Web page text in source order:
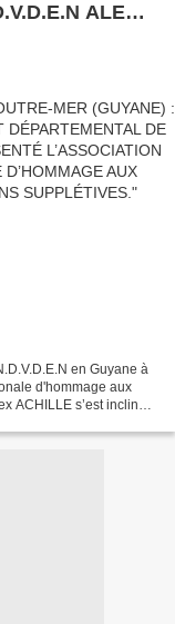
ALEX
À
en Guyane à
d'hommage aux
ACHILLE s’est incliné